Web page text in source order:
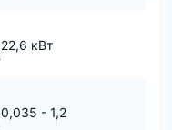
22,6 кВт
0,035 - 1,2